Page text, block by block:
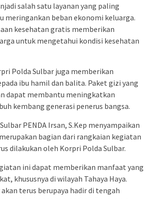
salah satu layanan yang paling
meringankan beban ekonomi keluarga.
kesehatan gratis memberikan
untuk mengetahui kondisi kesehatan
Polda Sulbar juga memberikan
ibu hamil dan balita. Paket gizi yang
dapat membantu meningkatkan
kembang generasi penerus bangsa.
PENDA Irsan, S.Kep menyampaikan
bagian dari rangkaian kegiatan
dilakukan oleh Korpri Polda Sulbar.
ini dapat memberikan manfaat yang
khususnya di wilayah Tahaya Haya.
terus berupaya hadir di tengah